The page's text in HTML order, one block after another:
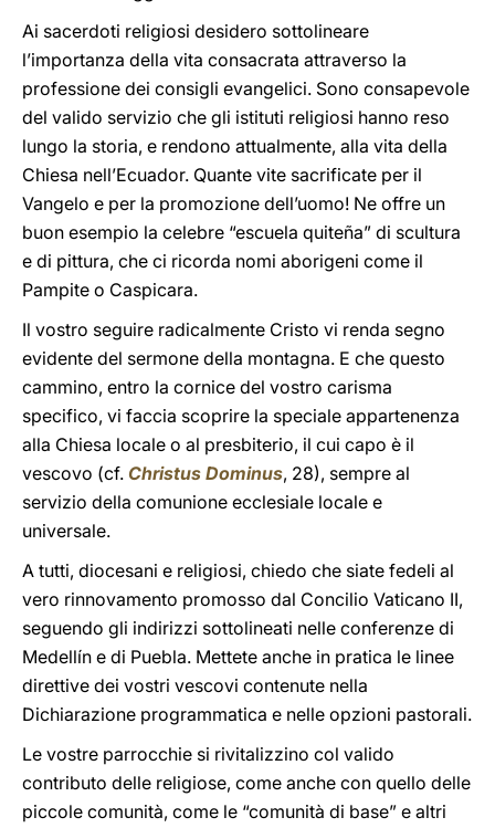
Ai sacerdoti religiosi desidero sottolineare
l’importanza della vita consacrata attraverso la
professione dei consigli evangelici. Sono consapevole
del valido servizio che gli istituti religiosi hanno reso
lungo la storia, e rendono attualmente, alla vita della
Chiesa nell’Ecuador. Quante vite sacrificate per il
Vangelo e per la promozione dell’uomo! Ne offre un
buon esempio la celebre “escuela quiteña” di scultura
e di pittura, che ci ricorda nomi aborigeni come il
Pampite o Caspicara.
Il vostro seguire radicalmente Cristo vi renda segno
evidente del sermone della montagna. E che questo
cammino, entro la cornice del vostro carisma
specifico, vi faccia scoprire la speciale appartenenza
alla Chiesa locale o al presbiterio, il cui capo è il
vescovo (cf. Christus Dominus, 28), sempre al
servizio della comunione ecclesiale locale e
universale.
A tutti, diocesani e religiosi, chiedo che siate fedeli al
vero rinnovamento promosso dal Concilio Vaticano II,
seguendo gli indirizzi sottolineati nelle conferenze di
Medellín e di Puebla. Mettete anche in pratica le linee
direttive dei vostri vescovi contenute nella
Dichiarazione programmatica e nelle opzioni pastorali.
Le vostre parrocchie si rivitalizzino col valido
contributo delle religiose, come anche con quello delle
piccole comunità, come le “comunità di base” e altri